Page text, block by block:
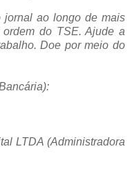
jornal ao longo de mais
do TSE. Ajude a
Doe por meio do
LTDA (Administradora